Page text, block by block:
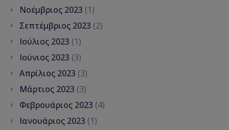
Νοέμβριος 2023 (1)
Σεπτέμβριος 2023 (2)
Ιούλιος 2023 (1)
Ιούνιος 2023 (3)
Απρίλιος 2023 (3)
Μάρτιος 2023 (3)
Φεβρουάριος 2023 (4)
Ιανουάριος 2023 (1)